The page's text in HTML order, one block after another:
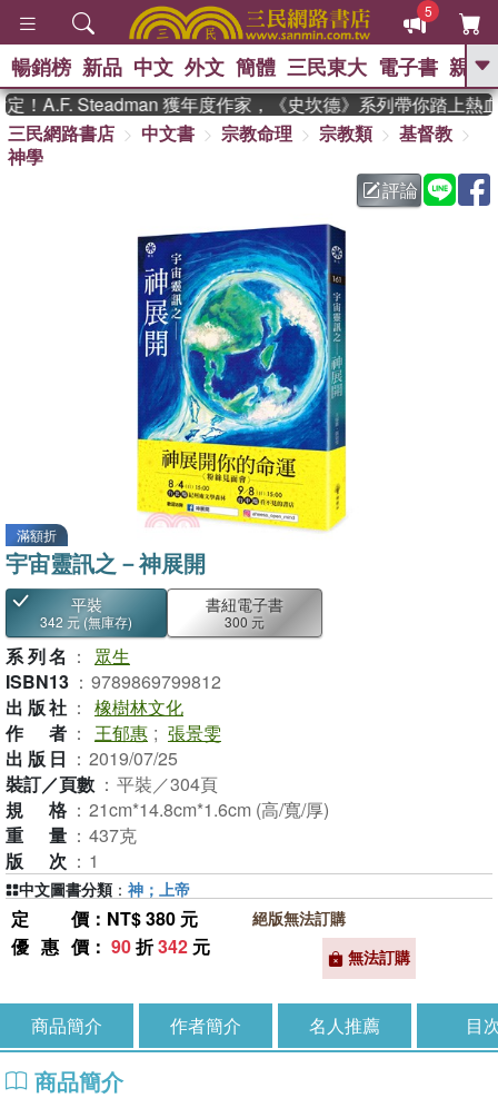
5
GO
熱搜： 東野圭吾 、 高希均教授回憶錄
暑期推薦 、 國際布克
方念華 、 台灣的李
登輝時代 、 數學女孩：黎曼猜想
偉大的迷走神經
暢銷榜 新品 中文 外文 簡體 三民東大 電子書 親子
A.F. Steadman 獲年度作家，《史坎德》系列帶你踏上熱血
三民網路書店
中文書 宗教命理 宗教類
基督教
神學
評論
滿額折
宇宙靈訊之－神展開
平裝
342 元 (無庫存)
書紐電子書
300 元
系列名 ：
眾生
ISBN13 ： 9789869799812
出版社 ： 橡樹林文化
作者 ： 王郁惠 ; 張景雯
出版日 ： 2019/07/25
裝訂／頁數 ： 平裝／304頁
規格 ： 21cm*14.8cm*1.6cm (高/寬/厚)
重量 ： 437克
版次 ： 1
定價 ：NT$ 380 元
優惠價 ： 90折342 元
絕版無法訂購
無法訂購
中文圖書分類 ： 神；上帝
商品簡介 作者簡介 名人推薦 目
商品簡介